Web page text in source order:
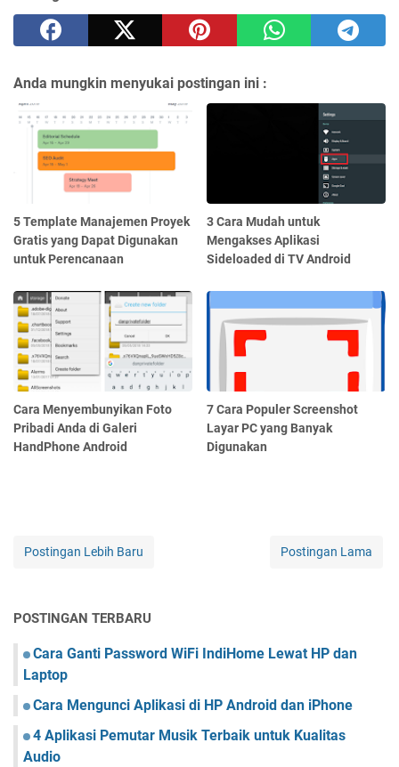
Anda mungkin menyukai postingan ini :
5 Template Manajemen Proyek
Gratis yang Dapat Digunakan
untuk Perencanaan
3 Cara Mudah untuk
Mengakses Aplikasi
Sideloaded di TV Android
Cara Menyembunyikan Foto
Pribadi Anda di Galeri
HandPhone Android
7 Cara Populer Screenshot
Layar PC yang Banyak
Digunakan
Postingan Lebih Baru Postingan Lama
POSTINGAN TERBARU
Cara Ganti Password WiFi IndiHome Lewat HP dan
Laptop
Cara Mengunci Aplikasi di HP Android dan iPhone
4 Aplikasi Pemutar Musik Terbaik untuk Kualitas
Audio